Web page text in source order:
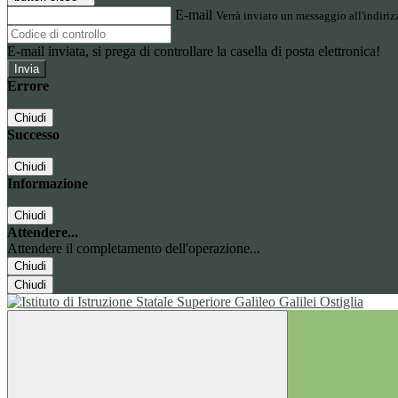
E-mail Verrà inviato un messaggio
E-mail inviata, si prega di controllare la casella di posta elettronica!
Errore
Chiudi
Successo
Chiudi
Informazione
Chiudi
Attendere...
Attendere il completamento dell'operazione...
Chiudi
Chiudi